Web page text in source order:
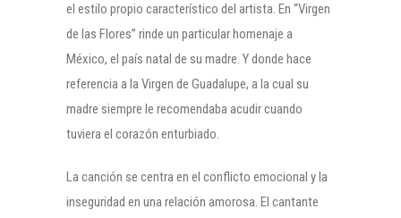
el estilo propio característico del artista. En “Virgen
de las Flores” rinde un particular homenaje a
México, el país natal de su madre. Y donde hace
referencia a la Virgen de Guadalupe, a la cual su
madre siempre le recomendaba acudir cuando
tuviera el corazón enturbiado.
La canción se centra en el conflicto emocional y la
inseguridad en una relación amorosa. El cantante